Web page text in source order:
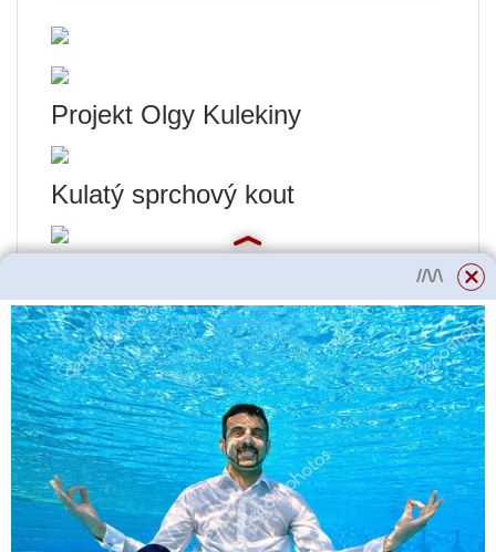
Projekt Olgy Kulekiny
Kulatý sprchový kout
Koupelnový nábytek a
instalatérské práce
Skříňky, pračka, umyvadlo,
toaleta a další vybavení by měly
být vybrány tak, aby ladily s
instalovanou rohovou vanou.